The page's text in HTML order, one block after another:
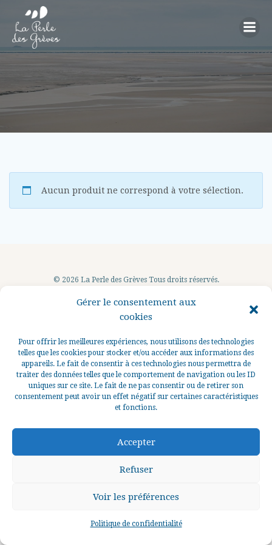
Gérer le consentement aux
cookies
Pour offrir les meilleures expériences, nous utilisons des technologies
telles que les cookies pour stocker et/ou accéder aux informations des
appareils. Le fait de consentir à ces technologies nous permettra de
traiter des données telles que le comportement de navigation ou les ID
uniques sur ce site. Le fait de ne pas consentir ou de retirer son
consentement peut avoir un effet négatif sur certaines caractéristiques
et fonctions.
Accepter
Refuser
Voir les préférences
Politique de confidentialité
Aucun produit ne correspond à votre sélection.
© 2026 La Perle des Grèves Tous droits réservés.